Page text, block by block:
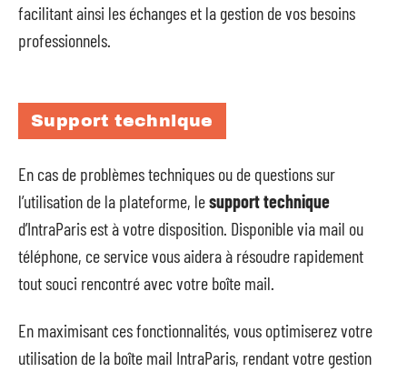
facilitant ainsi les échanges et la gestion de vos besoins
professionnels.
Support technique
En cas de problèmes techniques ou de questions sur
l’utilisation de la plateforme, lesupport technique
d’IntraParis est à votre disposition. Disponible via mail ou
téléphone, ce service vous aidera à résoudre rapidement
tout souci rencontré avec votre boîte mail.
En maximisant ces fonctionnalités, vous optimiserez votre
utilisation de la boîte mail IntraParis, rendant votre gestion